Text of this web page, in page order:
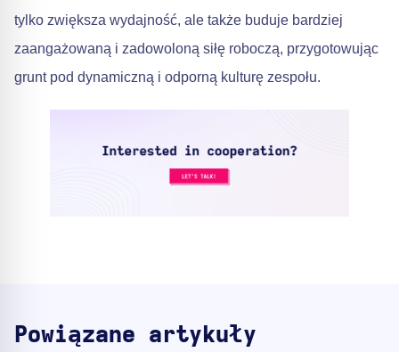
tylko zwiększa wydajność, ale także buduje bardziej
zaangażowaną i zadowoloną siłę roboczą, przygotowując
grunt pod dynamiczną i odporną kulturę zespołu.
Powiązane artykuły